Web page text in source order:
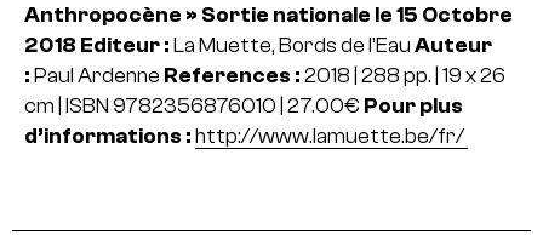
Anthropocène » Sortie nationale le 15 Octobre
2018 Editeur : La Muette, Bords de l’Eau Auteur
: Paul Ardenne References : 2018 | 288 pp. | 19 x 26
cm | ISBN 9782356876010 | 27.00€ Pour plus
d’informations : http://www.lamuette.be/fr/